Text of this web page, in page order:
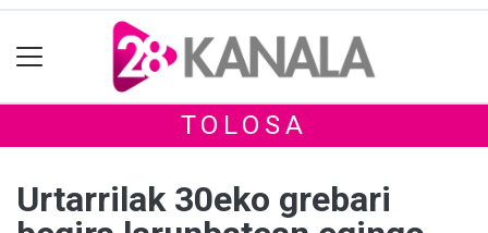
TOLOSA
Urtarrilak 30eko grebari